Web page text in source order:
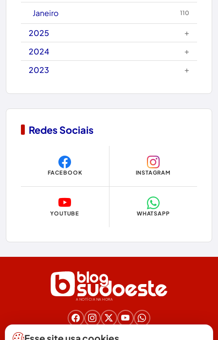
Caraíbas
Carinhanha
Caturama
Chapada Diamantina
Condeúba
Copa do Mundo 2026
Dom Basílio
Economia
Educação
Eleições 2024
Encruzilhada
Érico Cardoso
Janeiro 110
2025
+
2024
+
2023
+
Redes Sociais
FACEBOOK INSTAGRAM
YOUTUBE WHATSAPP
A NOTÍCIA NA HORA